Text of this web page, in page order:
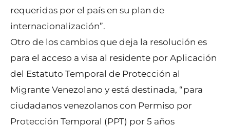
requeridas por el país en su plan de
internacionalización”.
Otro de los cambios que deja la resolución es
para el acceso a visa al residente por Aplicación
del Estatuto Temporal de Protección al
Migrante Venezolano y está destinada, “para
ciudadanos venezolanos con Permiso por
Protección Temporal (PPT) por 5 años